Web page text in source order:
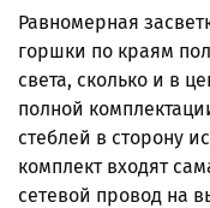
Равномерная
горшки по краям
света, сколько и в
полной
стеблей в сторону
комплект входят
сетевой провод на